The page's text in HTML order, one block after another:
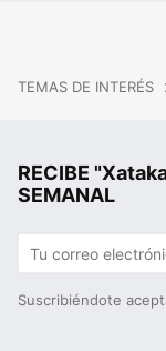
TEMAS DE INTERÉS
RECIBE
SEMANAL
Suscribiéndote